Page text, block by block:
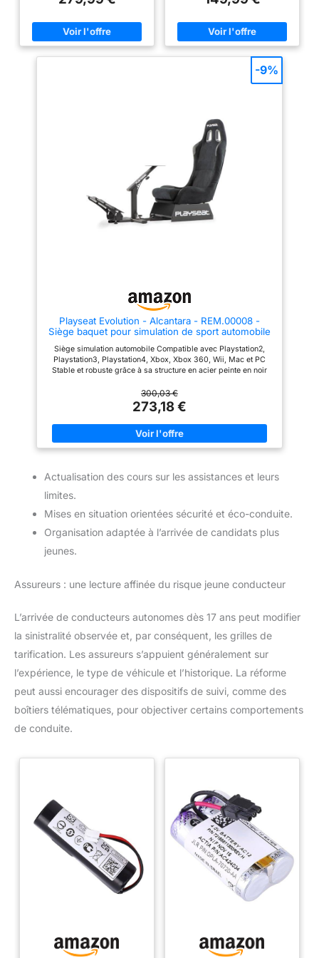
pédales, la direction du levier
de vitesse et la profondeur du
siège pour une expérience des
trous de conception précise
s’adaptent à différents types de
leviers de vitesse. 【SÉCURITÉ
ET STABILITÉ】 : Le siège est
fabriqué en cuir de haute
rangement sur le côté du siège,
vos objets. Il peut supporter
jusqu'à 400lbs pour assurer
ASSEMBLER ET À RANGER】:
Le simulateur de conduite est
facile à assembler et peut
ou démonté selon les besoins. Il
est donc facile à ranger ou à
utilisé.Les produits sont
encombrante (dimensions
repliées : 130 x 36 cm), ce
siège allie solidité et praticité.
offrant une rotation jusqu'à 90°,
une assiser ajustable à 3
niveaux, et une barre
le confort. ✅ Mesurant 107 cm
en hauteur totale, avec une
capacité de support jusqu'à 180
kg, ce siège est l'accessoire
parfait pour les passionnés de
simulation automobile. ✅
Transformez votre espace de
jeu avec ce siège de simulateur,
synonyme de qualité et de
performances exceptionnelles.
Playseat Evolution - Alcantara - REM.00008 -
Siège baquet pour simulation de sport automobile
du marché
Siège simulation automobile Compatible avec Playstation2,
Playstation3, Playstation4, Xbox, Xbox 360, Wii, Mac et PC
Stable et robuste grâce à sa structure en acier peinte en noir
300,03 €
273,18 €
-9%
Actualisation des cours sur les assistances et leurs
limites.
Mises en situation orientées sécurité et éco-conduite.
Organisation adaptée à l’arrivée de candidats plus
jeunes.
Assureurs : une lecture affinée du risque jeune conducteur
L’arrivée de conducteurs autonomes dès 17 ans peut modifier
la sinistralité observée et, par conséquent, les grilles de
tarification. Les assureurs s’appuient généralement sur
l’expérience, le type de véhicule et l’historique. La réforme
peut aussi encourager des dispositifs de suivi, comme des
boîtiers télématiques, pour objectiver certains comportements
de conduite.